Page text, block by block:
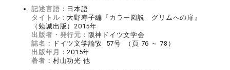
記述言語： 日本語
タイトル： 大野寿子編『カラー図説 グリムへの扉』
（勉誠出版）2015年
出版者・発行元： 阪神ドイツ文学会
誌名：
ドイツ文学論攷 57号 （頁 76 ～ 78）
出版年月：2015年
著者： 村山功光 他